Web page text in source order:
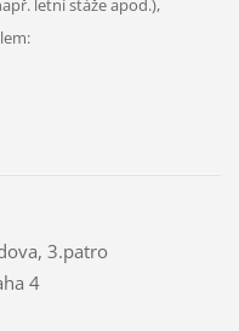
letní stáže apod.),
3.patro
4